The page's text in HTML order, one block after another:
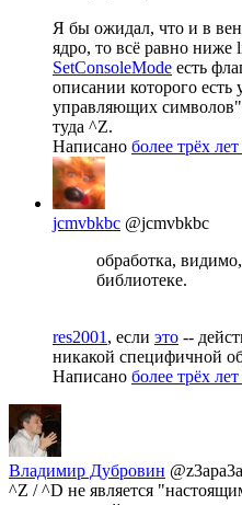
Я бы ожидал, что и в
ядро, то всё равно
SetConsoleMode есть
описании которого
управляющих
туда ^Z.
Написано более трёх
jcmvbkbc @jcmvbkbc
обработка,
библиотеке.
res2001 , если это --
никакой специфичной
Написано более трёх
Владимир Дубровин @z3apa3a
^Z / ^D не является